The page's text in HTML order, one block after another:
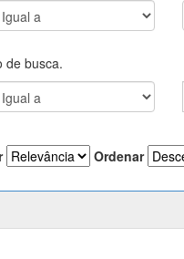
de busca.
Ordenar